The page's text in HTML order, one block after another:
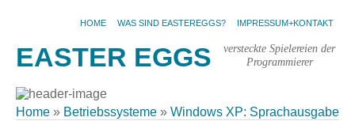
HOME WAS SIND EASTEREGGS? IMPRESSUM+KONTAKT
EASTER EGGS
versteckte Spielereien der
Programmierer
Home » Betriebssysteme » Windows XP: Sprachausgabe